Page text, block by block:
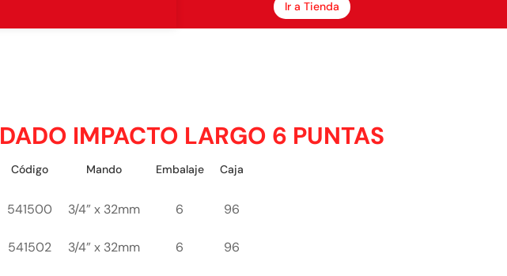
Ir a Tienda
DADO IMPACTO LARGO 6 PUNTAS
Código Mando Embalaje Caja
541500 3/4” x 32mm 6 96
541502 3/4” x 32mm 6 96